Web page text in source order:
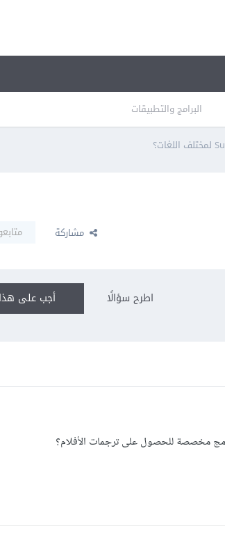
البرامج والتطبيقات
مشاركة
أجب على اطرح سؤالًا
مخصصة للحصول على ترجمات الأفلام؟